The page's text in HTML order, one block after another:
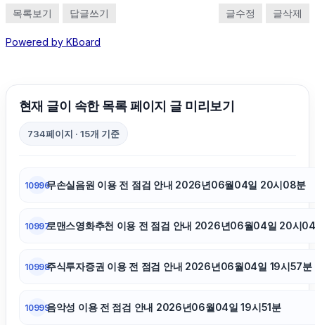
목록보기 답글쓰기 글수정 글삭제
Powered by KBoard
현재 글이 속한 목록 페이지 글 미리보기
734페이지 · 15개 기준
10996무손실음원 이용 전 점검 안내 2026년06월04일 20시08분
10997로맨스영화추천 이용 전 점검 안내 2026년06월04일 20시
10998주식투자증권 이용 전 점검 안내 2026년06월04일 19시57분
10999음악성 이용 전 점검 안내 2026년06월04일 19시51분